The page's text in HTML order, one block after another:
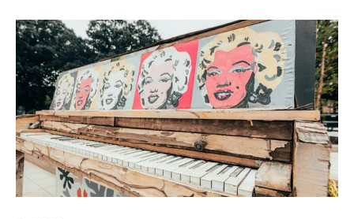
が芽生えて、色々調べてみたところGhostを公式でホス
ティングしてくれるサービスがあると知り、良さそうだ
ったので使ってみようという感じです。 そういえば以
前、GatsbyからNext.jsへの移行もビルドができなくな
ったのがきっかけでした。 Ghost(Pro)とは Ghostとは
Ghostとは、NodeJSベースで作られているオープンソ
ースのブログプラットフォームです。 Ghostの大きな特
徴は、その高速なパフォーマンスと直感的なUI/UXで
す。専門的な出版ツールとして、SEO最適化、メンバー
シップやサブスクリプションモデル、カスタマイズ可能